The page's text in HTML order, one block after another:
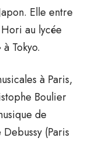
Elle entre
au lycée
Tokyo.
à Paris,
Boulier
de
(Paris